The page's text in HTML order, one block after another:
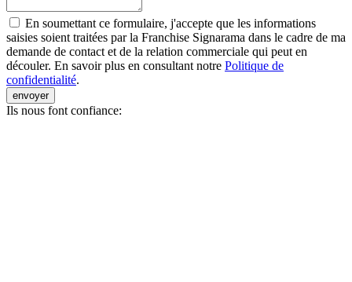
En soumettant ce formulaire, j'accepte que les informations
saisies soient traitées par la Franchise Signarama dans le cadre de ma
demande de contact et de la relation commerciale qui peut en
découler. En savoir plus en consultant notre Politique de
confidentialité.
envoyer
Ils nous font confiance: